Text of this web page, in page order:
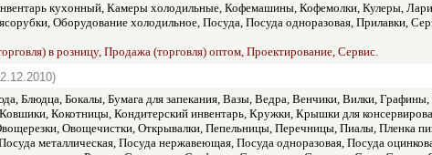
кухонный, Камеры холодильные, Кофемашины, Кофемолки, Кулеры,
Оборудование холодильное, Посуда, Посуда одноразовая, Прилавки,
в розницу, Продажа (торговля) оптом, Проектирование, Сервис.
Блюдца, Бокалы, Бумага для запекания, Вазы, Ведра, Венчики, Вилки,
Кокотницы, Кондитерский инвентарь, Кружки, Крышки для
Овощечистки, Открывалки, Пепельницы, Перечницы, Пиалы, Пленка
металлическая, Посуда нержавеющая, Посуда одноразовая, Посуда